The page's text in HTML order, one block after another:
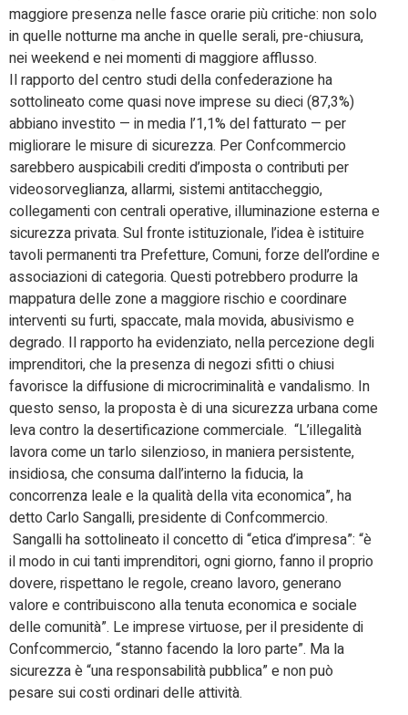
maggiore presenza nelle fasce orarie più critiche: non solo
in quelle notturne ma anche in quelle serali, pre-chiusura,
nei weekend e nei momenti di maggiore afflusso.
Il rapporto del centro studi della confederazione ha
sottolineato come quasi nove imprese su dieci (87,3%)
abbiano investito — in media l’1,1% del fatturato — per
migliorare le misure di sicurezza. Per Confcommercio
sarebbero auspicabili crediti d’imposta o contributi per
videosorveglianza, allarmi, sistemi antitaccheggio,
collegamenti con centrali operative, illuminazione esterna e
sicurezza privata. Sul fronte istituzionale, l’idea è istituire
tavoli permanenti tra Prefetture, Comuni, forze dell’ordine e
associazioni di categoria. Questi potrebbero produrre la
mappatura delle zone a maggiore rischio e coordinare
interventi su furti, spaccate, mala movida, abusivismo e
degrado. Il rapporto ha evidenziato, nella percezione degli
imprenditori, che la presenza di negozi sfitti o chiusi
favorisce la diffusione di microcriminalità e vandalismo. In
questo senso, la proposta è di una sicurezza urbana come
leva contro la desertificazione commerciale. “L’illegalità
lavora come un tarlo silenzioso, in maniera persistente,
insidiosa, che consuma dall’interno la fiducia, la
concorrenza leale e la qualità della vita economica”, ha
detto Carlo Sangalli, presidente diConfcommercio.
Sangalli ha sottolineato il concetto di “etica d’impresa”: “è
il modo in cui tanti imprenditori, ogni giorno, fanno il proprio
dovere, rispettano le regole, creano lavoro, generano
valore e contribuiscono alla tenuta economica e sociale
delle comunità”. Le imprese virtuose, per il presidente di
Confcommercio, “stanno facendo la loro parte”. Ma la
sicurezza è “una responsabilità pubblica” e non può
pesare sui costi ordinari delle attività.